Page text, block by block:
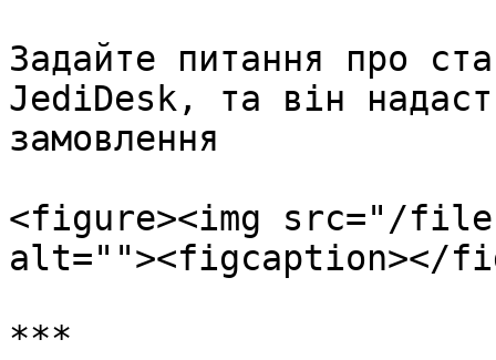
Задайте питання про
JediDesk, та він
замовлення
<figure><img src="/files/
alt=""><figcaption></
***